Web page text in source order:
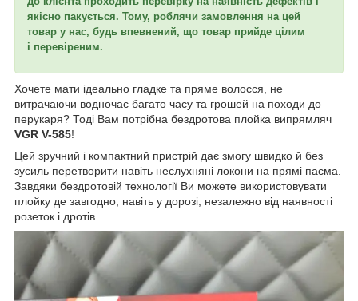
якісно пакується. Тому, роблячи замовлення на цей
товар у нас, будь впевнений, що товар прийде цілим
і перевіреним.
Хочете мати ідеально гладке та пряме волосся, не
витрачаючи водночас багато часу та грошей на походи до
перукаря? Тоді Вам потрібна бездротова плойка випрямляч
VGR V-585!
Цей зручний і компактний пристрій дає змогу швидко й без
зусиль перетворити навіть неслухняні локони на прямі пасма.
Завдяки бездротовій технології Ви можете використовувати
плойку де завгодно, навіть у дорозі, незалежно від наявності
розеток і дротів.